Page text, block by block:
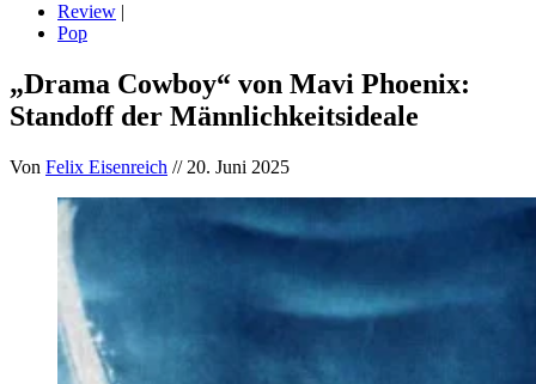
Review |
Pop
„Drama Cowboy“ von Mavi Phoenix:
Standoff der Männlichkeitsideale
Von Felix Eisenreich // 20. Juni 2025